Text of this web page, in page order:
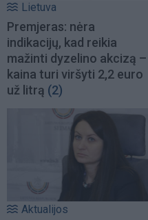
Lietuva
Premjeras: nėra
indikacijų, kad reikia
mažinti dyzelino akcizą –
kaina turi viršyti 2,2 euro
už litrą (2)
Aktualijos